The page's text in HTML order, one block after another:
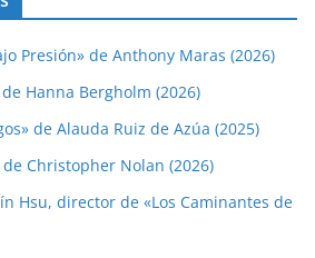
Presión» de Anthony Maras (2026)
Hanna Bergholm (2026)
de Alauda Ruiz de Azúa (2025)
Christopher Nolan (2026)
Hsu, director de «Los Caminantes de